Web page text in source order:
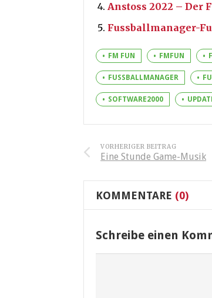
Anstoss 2022 – Der
Fussballmanager-
FM FUN FMFUN
FUSSBALLMANAGER
SOFTWARE2000
VORHERIGER BEITRAG
Eine Stunde Game-Musik
KOMMENTARE (0)
Schreibe einen